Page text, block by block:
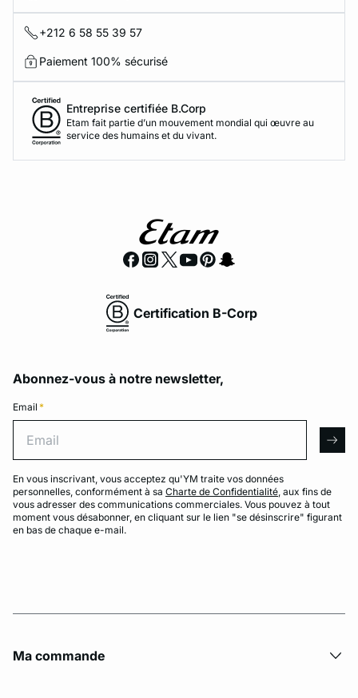
+212 6 58 55 39 57
Paiement 100% sécurisé
Entreprise certifiée B.Corp
Etam fait partie d’un mouvement mondial qui œuvre au
service des humains et du vivant.
Certification B-Corp
Abonnez-vous à notre newsletter,
Email *
En vous inscrivant, vous acceptez qu'YM traite vos données
personnelles, conformément à sa Charte de Confidentialité, aux fins de
vous adresser des communications commerciales. Vous pouvez à tout
moment vous désabonner, en cliquant sur le lien "se désinscrire" figurant
en bas de chaque e-mail.
Ma commande